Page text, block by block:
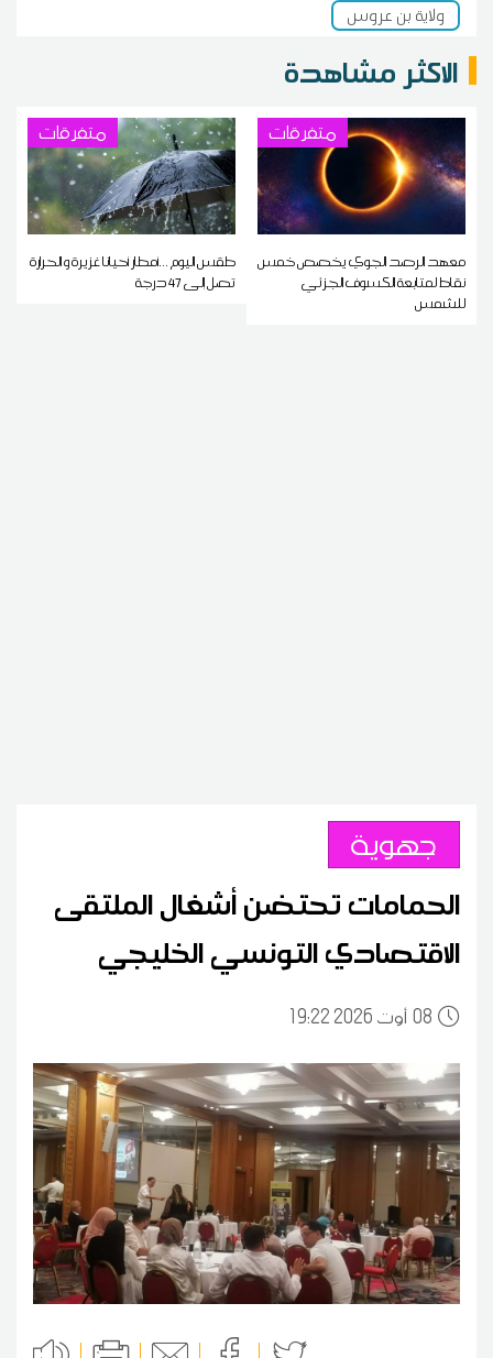
ولاية بن عروس
الاكثر مشاهدة
متفرقات
معهد الرصد الجوي يخصص خمس
نقاط لمتابعة الكسوف الجزئي
للشمس
متفرقات
طقس اليوم ...أمطار أحيانا غزيرة و الحرارة
تصل إلى 47 درجة
جهوية
الحمامات تحتضن أشغال الملتقى
الاقتصادي التونسي الخليجي
0819:22 2026 أوت